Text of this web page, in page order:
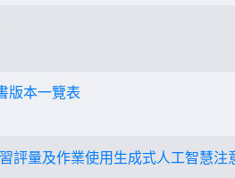
版本一覽表
評量及作業使用生成式人工智慧注